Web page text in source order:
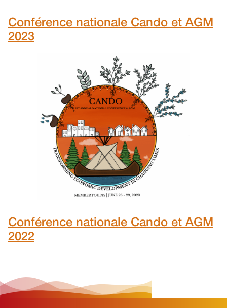
Conférence nationale Cando et AGM
2023
Conférence nationale Cando et AGM
2022